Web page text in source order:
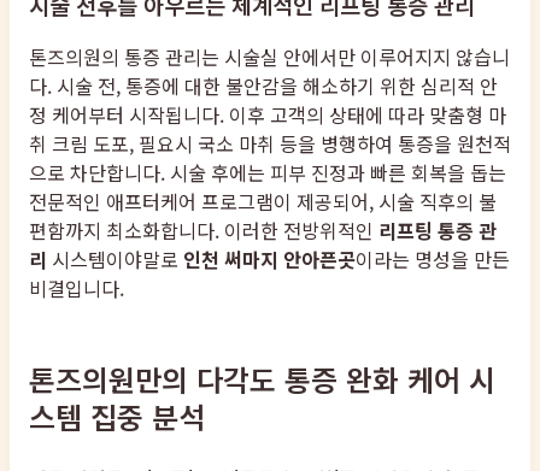
톤즈의원의 통증 관리는 시술실 안에서만 이루어지지 않습니
다. 시술 전, 통증에 대한 불안감을 해소하기 위한 심리적 안
정 케어부터 시작됩니다. 이후 고객의 상태에 따라 맞춤형 마
취 크림 도포, 필요시 국소 마취 등을 병행하여 통증을 원천적
으로 차단합니다. 시술 후에는 피부 진정과 빠른 회복을 돕는
전문적인 애프터케어 프로그램이 제공되어, 시술 직후의 불
편함까지 최소화합니다. 이러한 전방위적인 리프팅 통증 관
리 시스템이야말로 인천 써마지 안아픈곳이라는 명성을 만든
비결입니다.
톤즈의원만의 다각도 통증 완화 케어 시
스템 집중 분석